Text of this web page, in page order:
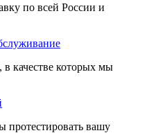
по всей России и
качестве которых мы
протестировать вашу